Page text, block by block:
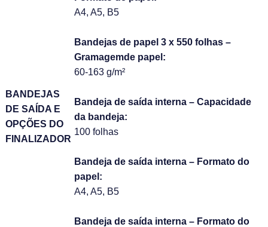
BANDEJAS
DE SAÍDA E
OPÇÕES DO
FINALIZADOR
A4, A5, B5
Bandejas de papel 3 x 550 folhas –
Gramagemde papel:
60-163 g/m²
Bandeja de saída interna – Capacidade
da bandeja:
100 folhas
Bandeja de saída interna – Formato do
papel:
A4, A5, B5
Bandeja de saída interna – Formato do